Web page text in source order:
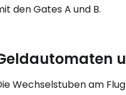
den Gates A und B.
Wechselstuben am